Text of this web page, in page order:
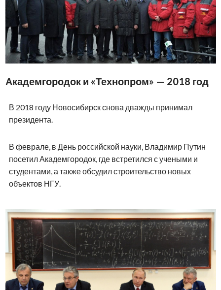
Академгородок и «Технопром» — 2018 год
В 2018 году Новосибирск снова дважды принимал
президента.
В феврале, в День российской науки, Владимир Путин
посетил Академгородок, где встретился с учеными и
студентами, а также обсудил строительство новых
объектов НГУ.